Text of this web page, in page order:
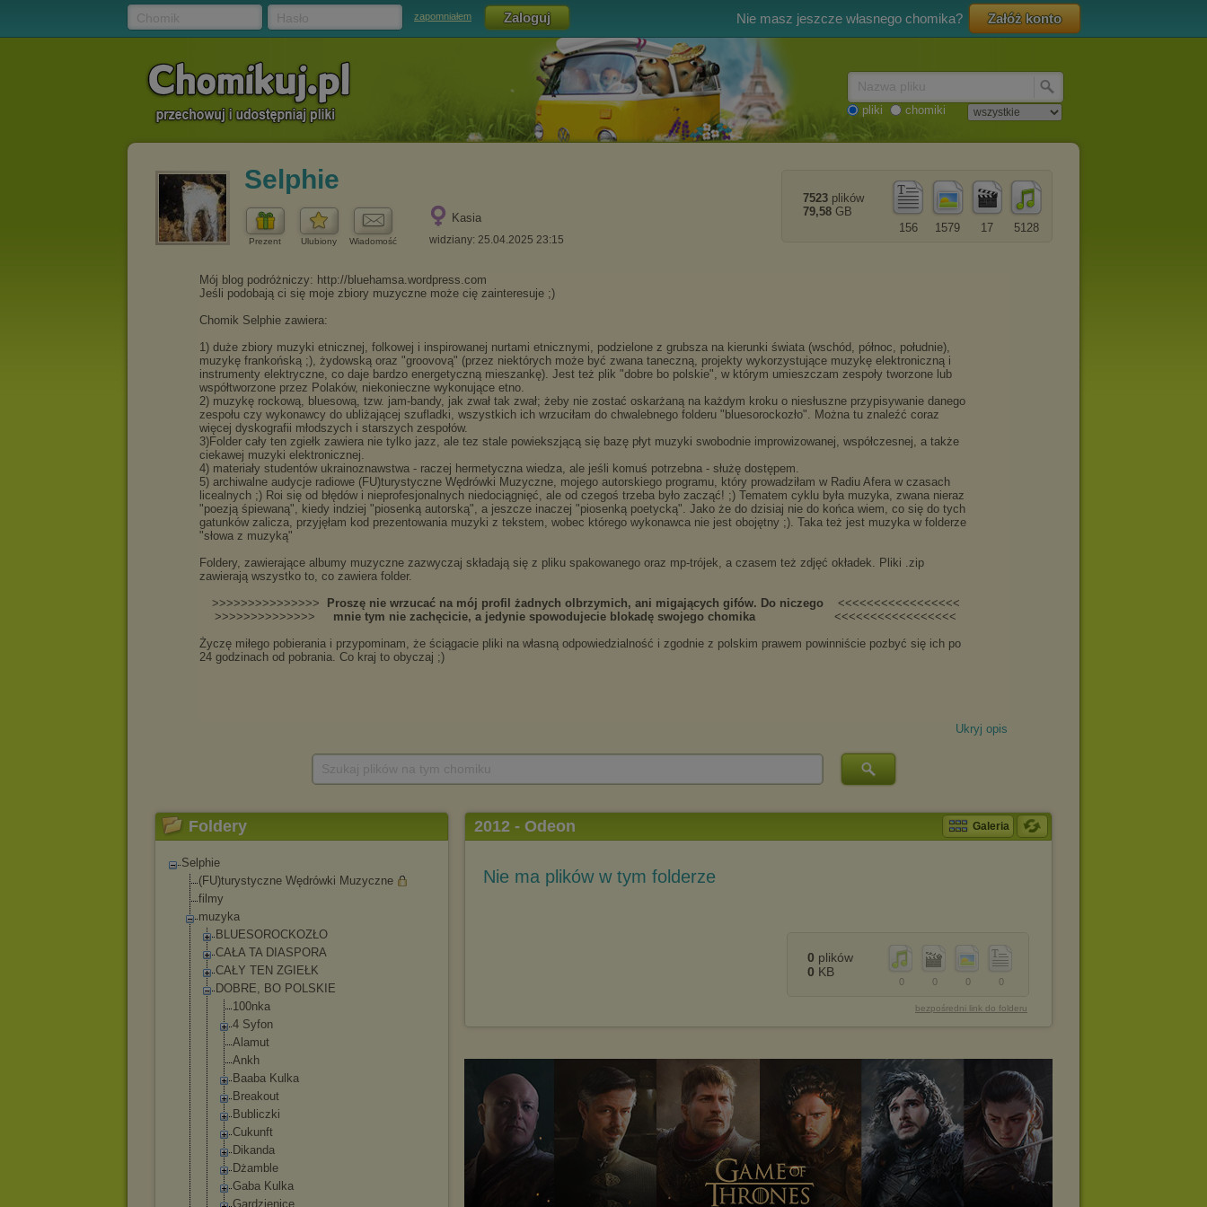
zapomniałem Nie masz jeszcze własnego chomika? Załóż konto
pliki chomiki
Selphie
Prezent Ulubiony Wiadomość
Kasia
widziany: 25.04.2025 23:15
5128
17
1579
156
7523 plików
79,58 GB
Ukryj opis
Foldery
Selphie
(FU)turystyczne Wędrówki Muzyczne
filmy
muzyka
BLUESOROCKOZŁO
CAŁA TA DIASPORA
CAŁY TEN ZGIEŁK
DOBRE, BO POLSKIE
100nka
4 Syfon
Alamut
Ankh
Baaba Kulka
Breakout
Bubliczki
Cukunft
Dikanda
Dżamble
Gaba Kulka
Gardzienice
2012 - Odeon Galeria
Nie ma plików w tym folderze
0
0
0
0
0 plików
0 KB
bezpośredni link do folderu